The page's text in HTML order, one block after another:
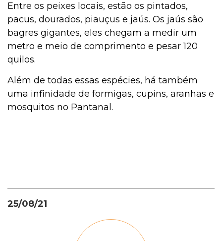
Entre os peixes locais, estão os pintados,
pacus, dourados, piauçus e jaús. Os jaús são
bagres gigantes, eles chegam a medir um
metro e meio de comprimento e pesar 120
quilos.
Além de todas essas espécies, há também
uma infinidade de formigas, cupins, aranhas e
mosquitos no Pantanal.
25/08/21